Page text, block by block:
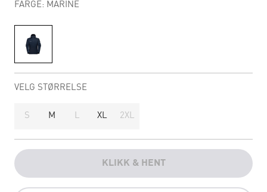
FARGE: MARINE
VELG STØRRELSE
S M L XL 2XL
KLIKK & HENT